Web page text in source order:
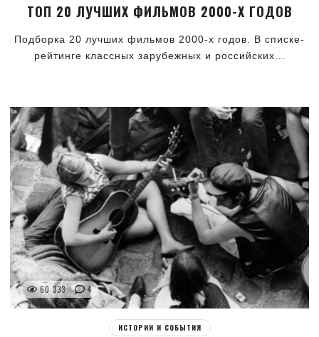
ТОП 20 ЛУЧШИХ ФИЛЬМОВ 2000-Х ГОДОВ
Подборка 20 лучших фильмов 2000-х годов. В списке-
рейтинге классных зарубежных и российских...
60 333 4
ИСТОРИИ И СОБЫТИЯ